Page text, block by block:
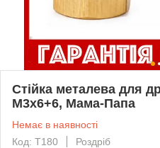
Стійка металева для
M3x6+6, Мама-Папа
Немає в наявності
Код: Т180
Роздріб